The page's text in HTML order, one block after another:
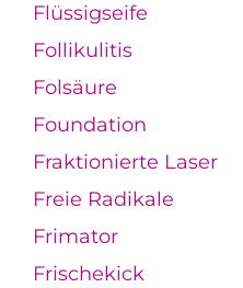
Flüssigseife
Follikulitis
Folsäure
Foundation
Fraktionierte Laser
Freie Radikale
Frimator
Frischekick